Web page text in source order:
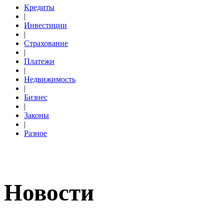
Кредиты
|
Инвестиции
|
Страхование
|
Платежи
|
Недвижимость
|
Бизнес
|
Законы
|
Разное
Новости